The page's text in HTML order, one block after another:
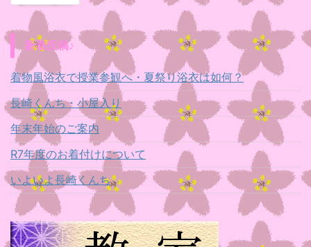
新着投稿♪
着物風浴衣で授業参観へ・夏祭り浴衣は如何？
長崎くんち・小屋入り
年末年始のご案内
R7年度のお着付けについて
いよいよ長崎くんち